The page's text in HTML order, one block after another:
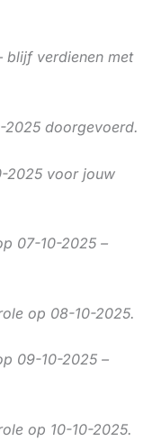
blijf verdienen met
2025 doorgevoerd.
2025 voor jouw
07-10-2025 –
op 08-10-2025.
09-10-2025 –
op 10-10-2025.